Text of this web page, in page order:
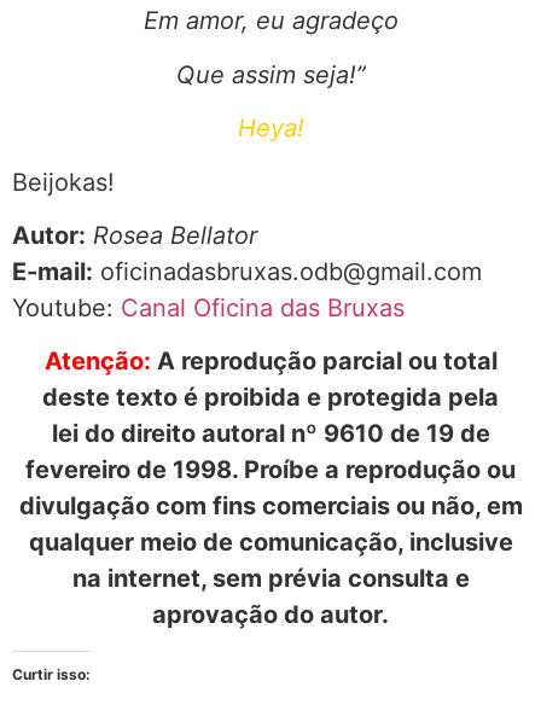
Em amor, eu agradeço
Que assim seja!”
Heya!
Beijokas!
Autor: Rosea Bellator
E-mail: oficinadasbruxas.odb@gmail.com
Youtube: Canal Oficina das Bruxas
Atenção: A reprodução parcial ou total
deste texto é proibida e protegida pela
lei do direito autoral nº 9610 de 19 de
fevereiro de 1998. Proíbe a reprodução ou
divulgação com fins comerciais ou não, em
qualquer meio de comunicação, inclusive
na internet, sem prévia consulta e
aprovação do autor.
Curtir isso: